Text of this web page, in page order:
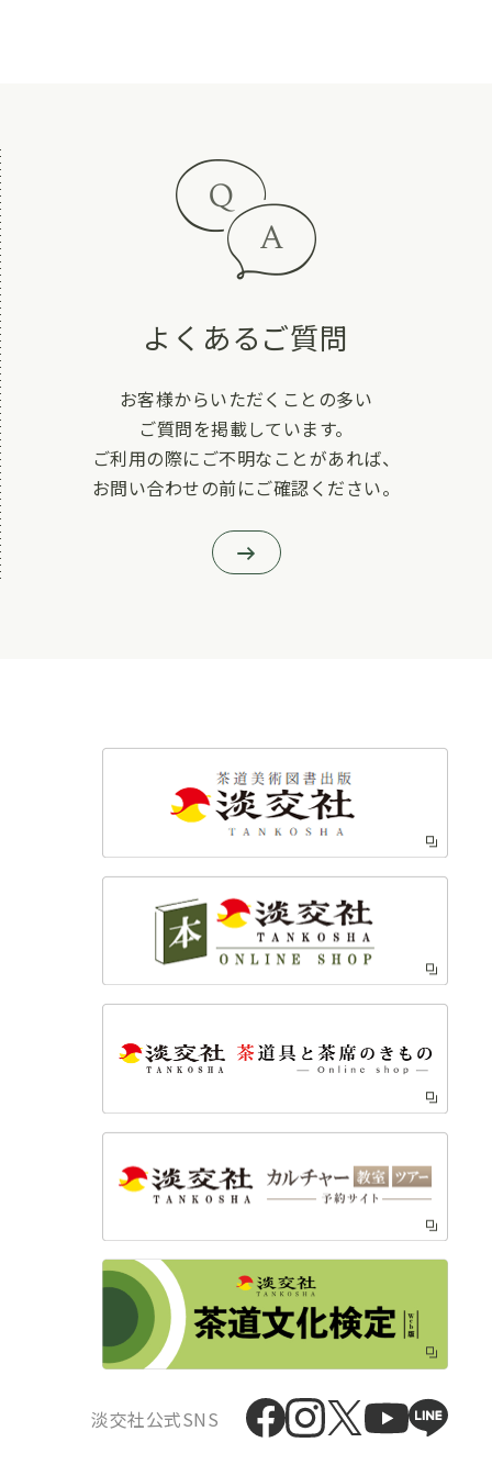
よくあるご質問
お客様からいただくことの多い
ご質問を掲載しています。
ご利用の際にご不明なことがあれば、
お問い合わせの前にご確認ください。
淡交社公式SNS